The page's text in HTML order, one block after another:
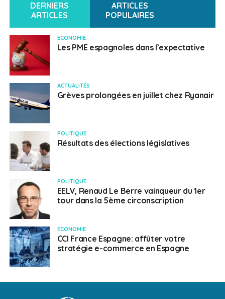
DERNIERS
ARTICLES
ARTICLES
POPULAIRES
ECONOMIE
Les PME espagnoles dans l’expectative
ACTUALITÉS
Grèves prolongées en juillet chez Ryanair
POLITIQUE
Résultats des élections législatives
POLITIQUE
EELV, Renaud Le Berre vainqueur du 1er
tour dans la 5ème circonscription
ECONOMIE
CCI France Espagne: affûter votre
stratégie e-commerce en Espagne